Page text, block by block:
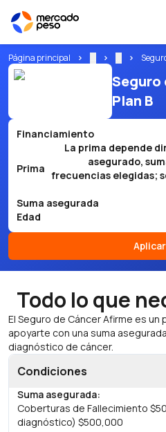
Página principal
Seguro
Plan B
Financiamiento
Prima
La prima depende
asegurado,
frecuencias elegidas;
Suma asegurada
Edad
Aplicar
Todo lo que
El Seguro de Cáncer Afirme es
apoyarte con una suma
diagnóstico de cáncer.
Condiciones
Suma asegurada:
Coberturas de Fallecimiento
diagnóstico) $500,000